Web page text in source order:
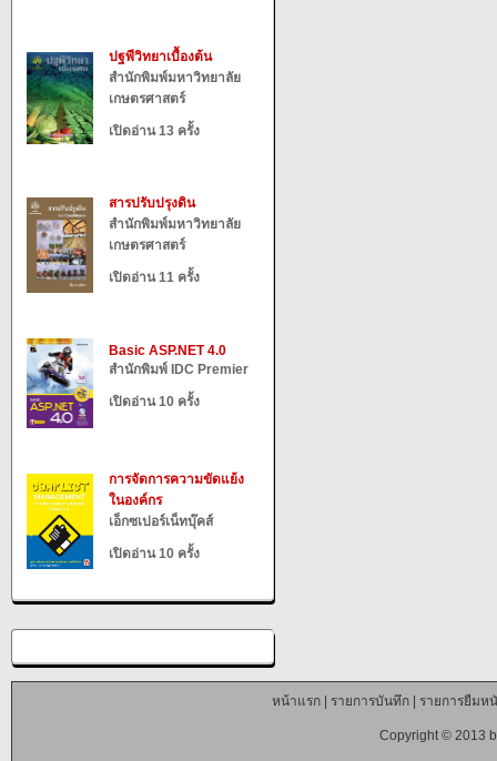
ปฐพีวิทยาเบื้องต้น
สำนักพิมพ์มหาวิทยาลัย
เกษตรศาสตร์
เปิดอ่าน 13 ครั้ง
สารปรับปรุงดิน
สำนักพิมพ์มหาวิทยาลัย
เกษตรศาสตร์
เปิดอ่าน 11 ครั้ง
Basic ASP.NET 4.0
สำนักพิมพ์ IDC Premier
เปิดอ่าน 10 ครั้ง
การจัดการความขัดแย้ง
ในองค์กร
เอ็กซเปอร์เน็ทบุ๊คส์
เปิดอ่าน 10 ครั้ง
หน้าแรก| รายการบันทึก| รายการยืมห
Copyright © 2013